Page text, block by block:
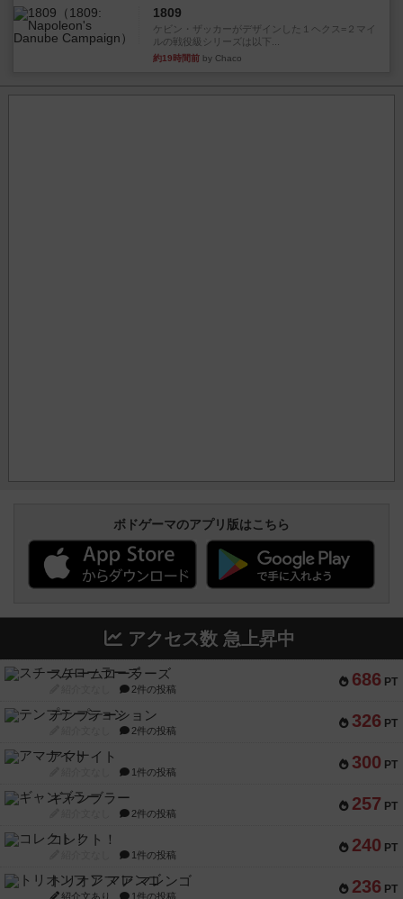
1809
ケビン・ザッカーがデザインした１ヘクス=２マイ
ルの戦役級シリーズは以下...
約19時間前 by Chaco
ボドゲーマのアプリ版はこちら
アクセス数 急上昇中
686 PT
スチームローラーズ
2件の投稿
326 PT
テンプテーション
2件の投稿
300 PT
アマナイト
1件の投稿
257 PT
ギャンブラー
2件の投稿
240 PT
コレクト！
1件の投稿
236 PT
トリオンフ ア マレンゴ
紹介文あり 1件の投稿